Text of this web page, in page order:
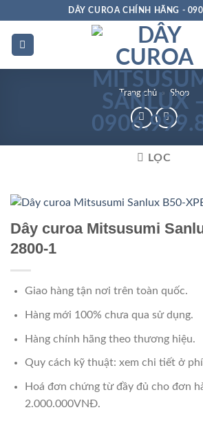
dung
DÂY CUROA CHÍNH HÃNG -
Trang chủ » Shop
LỌC
Dây curoa Mitsusumi
2800-1
Giao hàng tận nơi trên toàn quốc.
Hàng mới 100% chưa qua sử dụng.
Hàng chính hãng theo thương hiệu.
Quy cách kỹ thuật: xem chi tiết ở
Hoá đơn chứng từ đầy đủ cho đơn
2.000.000VNĐ.